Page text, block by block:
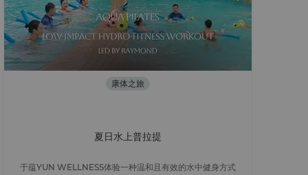
康体之旅
夏日水上普拉提
于蕴YUN WELLNESS体验一种温和且有效的水中健身方式